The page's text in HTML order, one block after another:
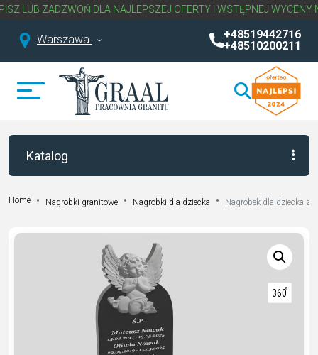
DLA NAJLEPSZEJ OFERTY I WSTĘPNEJ WYCENY
Warszawa
+48519442716
+48510200211
Katalog
Home Nagrobki granitowe Nagrobki dla dziecka Nagrobek dla dziecka z